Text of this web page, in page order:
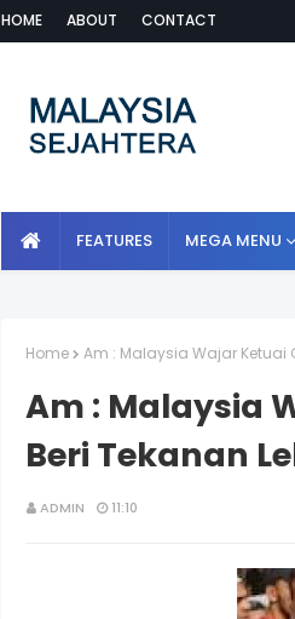
HOME ABOUT CONTACT
FEATURES MEGA MENU
Home Am : Malaysia Wajar Ketuai
Am : Malaysia
Beri Tekanan
ADMIN 11:10